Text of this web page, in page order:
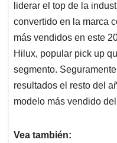
liderar el top de la
convertido en la marca
más vendidos en este
Hilux, popular pick up
segmento.
resultados el resto del
modelo más vendido
Vea también: